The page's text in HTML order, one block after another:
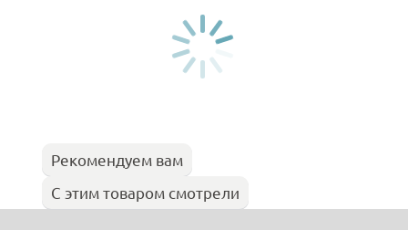
Рекомендуем вам
С этим товаром смотрели